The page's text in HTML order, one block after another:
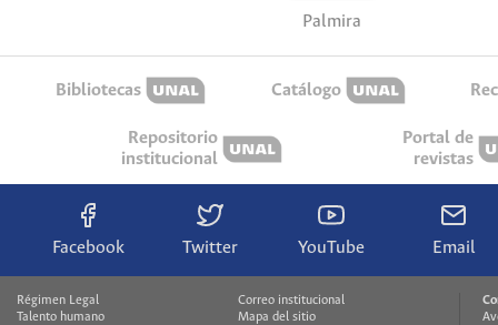
Palmira
Bibliotecas Catálogo
Repositorio
institucional
Portal de
revistas
Facebook Twitter YouTube Email
Régimen Legal
Talento humano
Correo institucional
Mapa del sitio